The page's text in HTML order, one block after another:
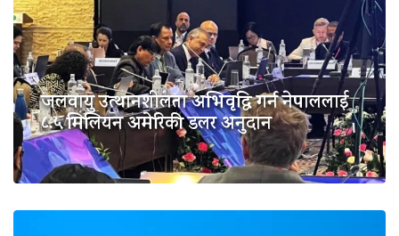
जलवायु उत्थानशीलता अभिवृद्धि गर्न नेपाललाई
८.५ मिलियन अमेरिकी डलर अनुदान